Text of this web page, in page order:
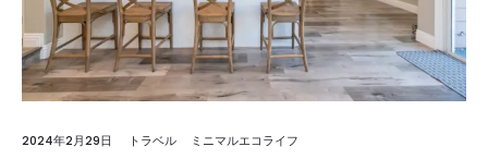
2024年2月29日 トラベル ミニマルエコライフ